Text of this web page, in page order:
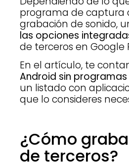
programa de captura
grabación de sonido,
las opciones
de terceros en Google
En el artículo, te
Android sin
un listado con
que lo consideres
¿Cómo
de terceros?